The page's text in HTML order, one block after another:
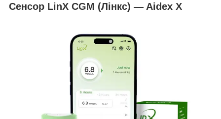
Сенсор LinX CGM (Лінкс) — Aidex X